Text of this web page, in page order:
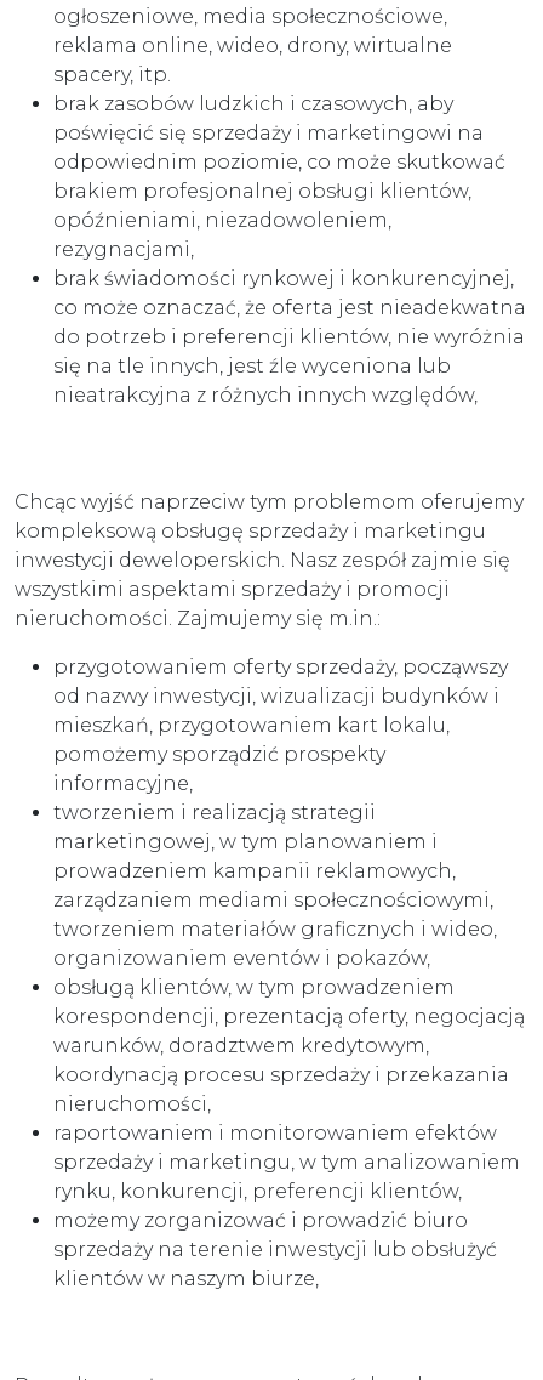
ogłoszeniowe, media społecznościowe,
reklama online, wideo, drony, wirtualne
spacery, itp.
brak zasobów ludzkich i czasowych, aby
poświęcić się sprzedaży i marketingowi na
odpowiednim poziomie, co może skutkować
brakiem profesjonalnej obsługi klientów,
opóźnieniami, niezadowoleniem,
rezygnacjami,
brak świadomości rynkowej i konkurencyjnej,
co może oznaczać, że oferta jest nieadekwatna
do potrzeb i preferencji klientów, nie wyróżnia
się na tle innych, jest źle wyceniona lub
nieatrakcyjna z różnych innych względów,
Chcąc wyjść naprzeciw tym problemom oferujemy
kompleksową obsługę sprzedaży i marketingu
inwestycji deweloperskich. Nasz zespół zajmie się
wszystkimi aspektami sprzedaży i promocji
nieruchomości. Zajmujemy się m.in.:
przygotowaniem oferty sprzedaży, począwszy
od nazwy inwestycji, wizualizacji budynków i
mieszkań, przygotowaniem kart lokalu,
pomożemy sporządzić prospekty
informacyjne,
tworzeniem i realizacją strategii
marketingowej, w tym planowaniem i
prowadzeniem kampanii reklamowych,
zarządzaniem mediami społecznościowymi,
tworzeniem materiałów graficznych i wideo,
organizowaniem eventów i pokazów,
obsługą klientów, w tym prowadzeniem
korespondencji, prezentacją oferty, negocjacją
warunków, doradztwem kredytowym,
koordynacją procesu sprzedaży i przekazania
nieruchomości,
raportowaniem i monitorowaniem efektów
sprzedaży i marketingu, w tym analizowaniem
rynku, konkurencji, preferencji klientów,
możemy zorganizować i prowadzić biuro
sprzedaży na terenie inwestycji lub obsłużyć
klientów w naszym biurze,